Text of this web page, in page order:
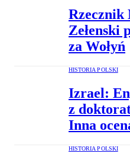
Rzecznik
Zełenski
za Wołyń
HISTORIA POLSKI
Izrael:
z
Inna
HISTORIA POLSKI